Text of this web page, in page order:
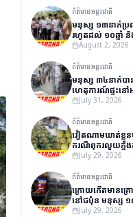
ព័ត៌មានអន្តរជាតិ
មនុស្ស ១៣នាក់ប្រ
រហូតដល់ ១០ឆ្នាំ
ក្នុងសំណុំរឿងធ្វើឱ្យ
August 2, 2026
ព័ត៌មានអន្តរជាតិ
មនុស្ស ៣៤នាក់បា
ហេតុការណ៍ផ្ទុះនៅ
នៅប៉ាគីស្ថាន
July 31, 2026
ព័ត៌មានអន្តរជាតិ
វៀតណាមឃាត់ខ្លួន
ករណីពុករលួយក្នុង
ប្រទេសចិន
July 29, 2026
ព័ត៌មានអន្តរជាតិ
ក្រោយកើតមានគ្រ
នៅជប៉ុន មនុស្ស ១
និងមួយចំនួនកំពុងបា
July 29, 2026